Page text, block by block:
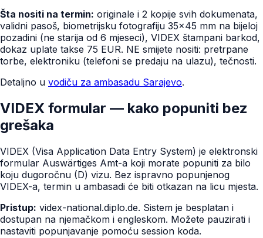
Šta nositi na termin: originale i 2 kopije svih dokumenata,
validni pasoš, biometrijsku fotografiju 35×45 mm na bijeloj
pozadini (ne starija od 6 mjeseci), VIDEX štampani barkod,
dokaz uplate takse 75 EUR. NE smijete nositi: pretrpane
torbe, elektroniku (telefoni se predaju na ulazu), tečnosti.
Detaljno u vodiču za ambasadu Sarajevo.
VIDEX formular — kako popuniti bez
grešaka
VIDEX (Visa Application Data Entry System) je elektronski
formular Auswärtiges Amt-a koji morate popuniti za bilo
koju dugoročnu (D) vizu. Bez ispravno popunjenog
VIDEX-a, termin u ambasadi će biti otkazan na licu mjesta.
Pristup: videx-national.diplo.de. Sistem je besplatan i
dostupan na njemačkom i engleskom. Možete pauzirati i
nastaviti popunjavanje pomoću session koda.